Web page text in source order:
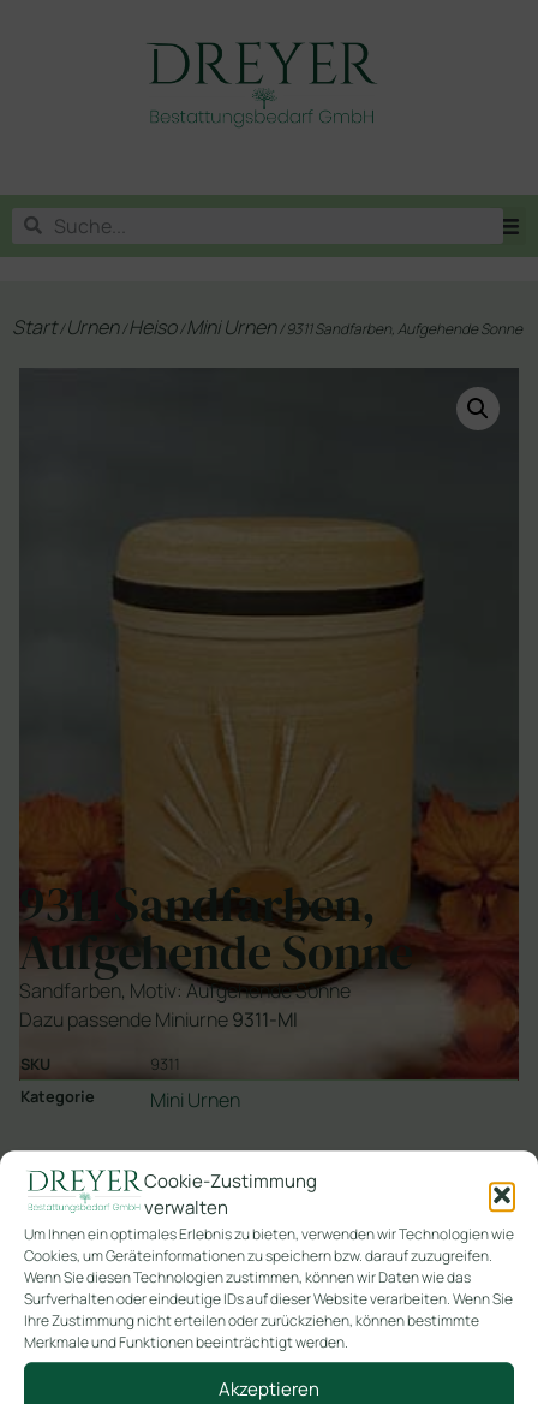
Cookie-Zustimmung
verwalten
Um Ihnen ein optimales Erlebnis zu bieten, verwenden wir Technologien wie
Cookies, um Geräteinformationen zu speichern bzw. darauf zuzugreifen.
Wenn Sie diesen Technologien zustimmen, können wir Daten wie das
Surfverhalten oder eindeutige IDs auf dieser Website verarbeiten. Wenn Sie
Ihre Zustimmung nicht erteilen oder zurückziehen, können bestimmte
Merkmale und Funktionen beeinträchtigt werden.
Akzeptieren
Start/Urnen/Heiso/Mini Urnen/ 9311 Sandfarben, Aufgehende Sonne
9311 Sandfarben,
Aufgehende Sonne
Sandfarben, Motiv: Aufgehende Sonne
Dazu passende Miniurne9311-MI
SKU
9311
Kategorie
Mini Urnen
In den Warenkorb
Ähnliche Produkte